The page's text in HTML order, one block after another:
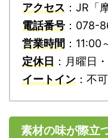
アクセス ：JR「
電話番号 ：078-
営業時間 ：11:00
定休日 ：月曜日
イートイン ：不可
素材の味が際立